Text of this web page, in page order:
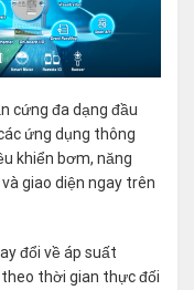
cứng đa dạng đầu
ứng dụng thông
khiển bơm, năng
giao diện ngay trên
đổi về áp suất
thời gian thực đối